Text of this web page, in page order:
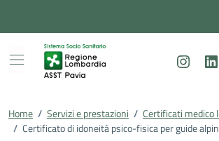
Home / Servizi e prestazioni / Certificati medico
/ Certificato di idoneità psico-fisica per guide